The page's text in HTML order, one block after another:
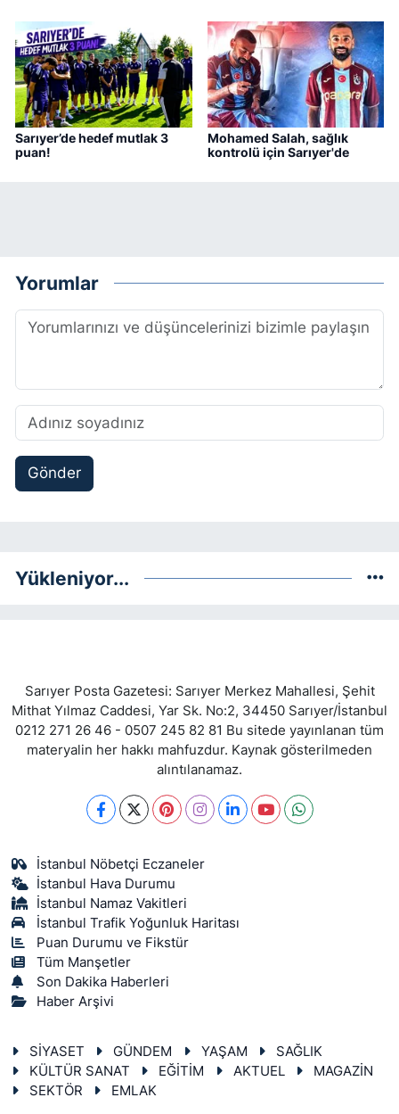
Sarıyer’de hedef mutlak 3
puan!
Mohamed Salah, sağlık
kontrolü için Sarıyer'de
Yorumlar
Gönder
Yükleniyor...
Sarıyer Posta Gazetesi: Sarıyer Merkez Mahallesi, Şehit
Mithat Yılmaz Caddesi, Yar Sk. No:2, 34450 Sarıyer/İstanbul
0212 271 26 46 - 0507 245 82 81 Bu sitede yayınlanan tüm
materyalin her hakkı mahfuzdur. Kaynak gösterilmeden
alıntılanamaz.
İstanbul Nöbetçi Eczaneler
İstanbul Hava Durumu
İstanbul Namaz Vakitleri
İstanbul Trafik Yoğunluk Haritası
Puan Durumu ve Fikstür
Tüm Manşetler
Son Dakika Haberleri
Haber Arşivi
SİYASET GÜNDEM YAŞAM
SAĞLIK
KÜLTÜR SANAT
EĞİTİM AKTUEL
MAGAZİN
SEKTÖR
EMLAK